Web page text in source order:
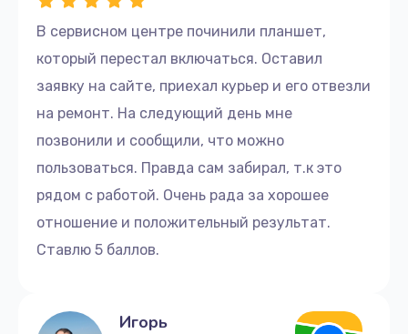
В сервисном центре починили планшет,
который перестал включаться. Оставил
заявку на сайте, приехал курьер и его отвезли
на ремонт. На следующий день мне
позвонили и сообщили, что можно
пользоваться. Правда сам забирал, т.к это
рядом с работой. Очень рада за хорошее
отношение и положительный результат.
Ставлю 5 баллов.
Игорь